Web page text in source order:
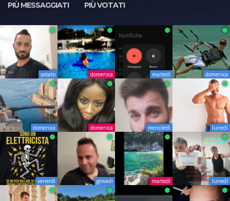
PIÙ MESSAGGIATI
PIÙ VOTATI
sabato domenica martedì domenica
domenica domenica mercoledì lunedì
venerdì giovedì martedì lunedì